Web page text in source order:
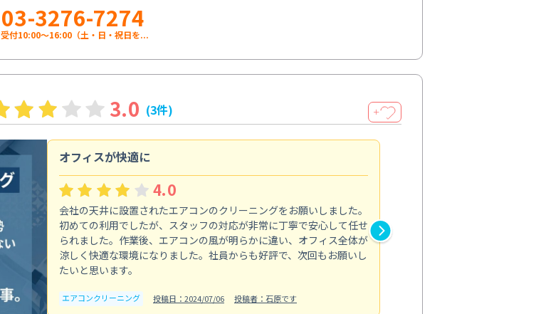
03-3276-7274
受付10:00〜16:00（土・日・祝日を...
3.0 (3件) ＋
オフィスが快適に
4.0
会社の天井に設置されたエアコンのクリーニングをお願いしました。
初めての利用でしたが、スタッフの対応が非常に丁寧で安心して任せ
られました。作業後、エアコンの風が明らかに違い、オフィス全体が
涼しく快適な環境になりました。社員からも好評で、次回もお願いし
たいと思います。
エアコンクリーニング 投稿日：2024/07/06 投稿者：石原です